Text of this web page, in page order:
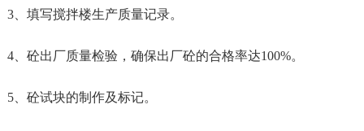
通知公告
3、填写搅拌楼生产质量记录。
4、砼出厂质量检验，确保出厂砼的合格率达100%。
5、砼试块的制作及标记。